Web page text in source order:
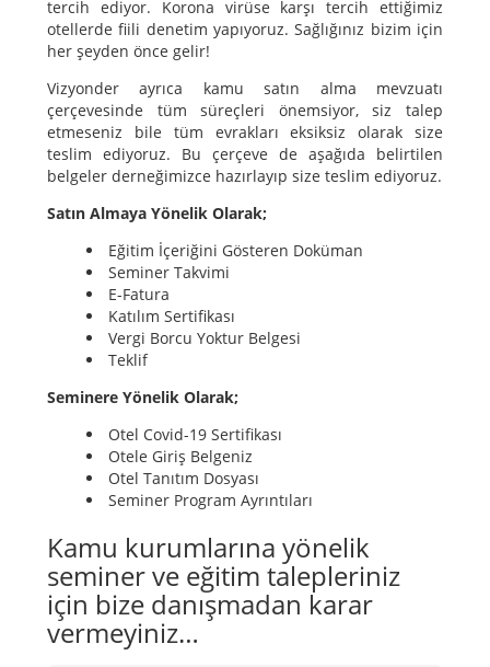
tercih ediyor. Korona virüse karşı tercih ettiğimiz
otellerde fiili denetim yapıyoruz. Sağlığınız bizim için
her şeyden önce gelir!
Vizyonder ayrıca kamu satın alma mevzuatı
çerçevesinde tüm süreçleri önemsiyor, siz talep
etmeseniz bile tüm evrakları eksiksiz olarak size
teslim ediyoruz. Bu çerçeve de aşağıda belirtilen
belgeler derneğimizce hazırlayıp size teslim ediyoruz.
Satın Almaya Yönelik Olarak;
Eğitim İçeriğini Gösteren Doküman
Seminer Takvimi
E-Fatura
Katılım Sertifikası
Vergi Borcu Yoktur Belgesi
Teklif
Seminere Yönelik Olarak;
Otel Covid-19 Sertifikası
Otele Giriş Belgeniz
Otel Tanıtım Dosyası
Seminer Program Ayrıntıları
Kamu kurumlarına yönelik
seminer ve eğitim talepleriniz
için bize danışmadan karar
vermeyiniz…